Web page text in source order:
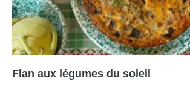
Flan aux légumes du soleil